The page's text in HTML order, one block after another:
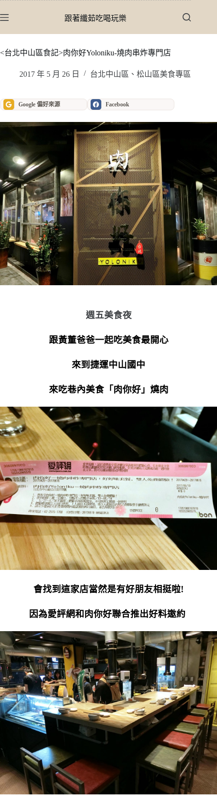
至
內
跟著纖茹吃喝玩樂
<台北中山區食記>肉你好Yoloniku-燒肉串炸專門店
2017 年 5 月 26 日 台北中山區、松山區美食專區
Google 偏好來源 Facebook
週五美食夜
跟黃董爸爸一起吃美食最開心
來到捷運中山國中
來吃巷內美食「肉你好」燒肉
會找到這家店當然是有好朋友相挺啦!
因為愛評網和肉你好聯合推出好料邀約